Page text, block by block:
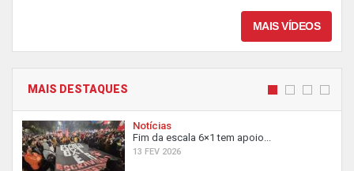
MAIS VÍDEOS
MAIS DESTAQUES
Notícias
Fim da escala 6×1 tem apoio...
13 FEV 2026